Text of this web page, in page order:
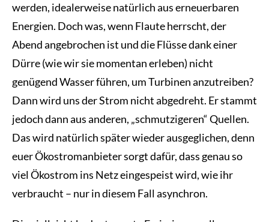
werden, idealerweise natürlich aus erneuerbaren
Energien. Doch was, wenn Flaute herrscht, der
Abend angebrochen ist und die Flüsse dank einer
Dürre (wie wir sie momentan erleben) nicht
genügend Wasser führen, um Turbinen anzutreiben?
Dann wird uns der Strom nicht abgedreht. Er stammt
jedoch dann aus anderen, „schmutzigeren“ Quellen.
Das wird natürlich später wieder ausgeglichen, denn
euer Ökostromanbieter sorgt dafür, dass genau so
viel Ökostrom ins Netz eingespeist wird, wie ihr
verbraucht – nur in diesem Fall asynchron.